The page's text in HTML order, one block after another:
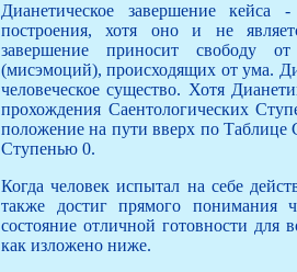
Дианетическое завершение
построения, хотя оно и не
завершение приносит свободу
(мисэмоций), происходящих от ума.
человеческое существо. Хотя
прохождения Саентологических
положение на пути вверх по Таблице
Ступенью 0.
Когда человек испытал на себе
также достиг прямого понимания
состояние отличной готовности для
как изложено ниже.